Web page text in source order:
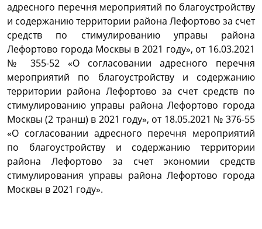
адресного перечня мероприятий по благоустройству
и содержанию территории района Лефортово за счет
средств по стимулированию управы района
Лефортово города Москвы в 2021 году», от 16.03.2021
№ 355-52 «О согласовании адресного перечня
мероприятий по благоустройству и содержанию
территории района Лефортово за счет средств по
стимулированию управы района Лефортово города
Москвы (2 транш) в 2021 году», от 18.05.2021 № 376-55
«О согласовании адресного перечня мероприятий
по благоустройству и содержанию территории
района Лефортово за счет экономии средств
стимулирования управы района Лефортово города
Москвы в 2021 году».